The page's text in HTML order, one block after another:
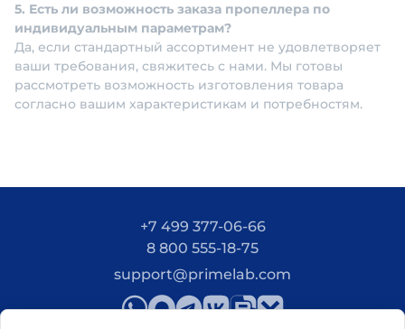
5. Есть ли возможность заказа пропеллера по
индивидуальным параметрам?
Да, если стандартный ассортимент не удовлетворяет
ваши требования, свяжитесь с нами. Мы готовы
рассмотреть возможность изготовления товара
согласно вашим характеристикам и потребностям.
+7 499 377-06-66
8 800 555-18-75
support@primelab.com